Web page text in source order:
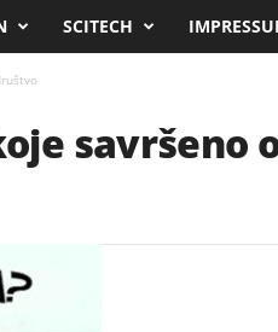
SCITECH
savršeno